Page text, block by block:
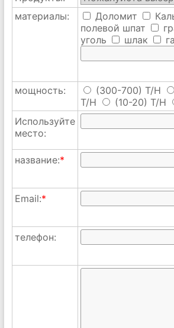
материалы:
Доломит
полевой шпат
уголь
шлак
мощность: (300-700) T/H
T/H
(10-20) T/H
Используйте
место:
название:*
Email:*
телефон: